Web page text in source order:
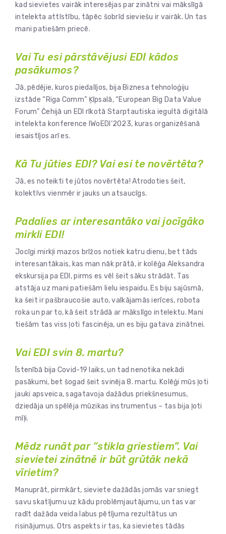
kad sievietes vairāk interesējas par zinātni vai mākslīgā
intelekta attīstību, tāpēc šobrīd sieviešu ir vairāk. Un tas
mani patiešām priecē.
Vai Tu esi pārstāvējusi EDI kādos
pasākumos?
Jā, pēdējie, kuros piedalījos, bija Biznesa tehnoloģiju
izstāde “Riga Comm” Ķīpsalā, “European Big Data Value
Forum” Čehijā un EDI rīkotā Starptautiska iegultā digitālā
intelekta konference IWoEDI’2023, kuras organizēšanā
iesaistījos arī es.
Kā Tu jūties EDI? Vai esi te novērtēta?
Jā, es noteikti te jūtos novērtēta! Atrodoties šeit,
kolektīvs vienmēr ir jauks un atsaucīgs.
Padalies ar interesantāko vai jocīgāko
mirkli EDI!
Jocīgi mirkļi mazos brīžos notiek katru dienu, bet tāds
interesantākais, kas man nāk prātā, ir kolēģa Aleksandra
ekskursija pa EDI, pirms es vēl šeit sāku strādāt. Tas
atstāja uz mani patiešām lielu iespaidu. Es biju sajūsmā,
ka šeit ir pašbraucošie auto, valkājamās ierīces, robota
roka un par to, kā šeit strādā ar mākslīgo intelektu. Mani
tiešām tas viss ļoti fascinēja, un es biju gatava zinātnei.
Vai EDI svin 8. martu?
Īstenībā bija Covid-19 laiks, un tad nenotika nekādi
pasākumi, bet šogad šeit svinēja 8. martu. Kolēģi mūs ļoti
jauki apsveica, sagatavoja dažādus priekšnesumus,
dziedāja un spēlēja mūzikas instrumentus – tas bija ļoti
mīļi.
Mēdz runāt par “stikla griestiem”. Vai
sievietei zinātnē ir būt grūtāk nekā
vīrietim?
Manuprāt, pirmkārt, sieviete dažādās jomās var sniegt
savu skatījumu uz kādu problēmjautājumu, un tas var
radīt dažāda veida labus pētījuma rezultātus un
risinājumus. Otrs aspekts ir tas, ka sievietes tādās